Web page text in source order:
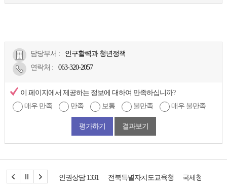
담당부서 :
인구활력과 청년정책
연락처 : 063-320-2057
이 페이지에서 제공하는 정보에 대하여 만족하십니까?
매우 만족
만족 보통 불만족 매우 불만족
평가하기 결과보기
인권상담 1331 전북특별자치도교육청 국세청